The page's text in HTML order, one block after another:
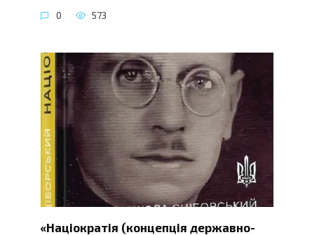
0 573
«Націократія (концепція державно-